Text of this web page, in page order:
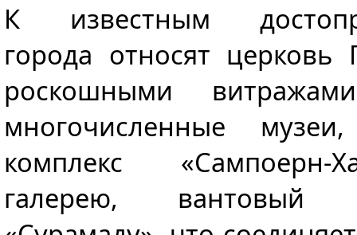
К известным
города относят церковь
роскошными
многочисленные
комплекс «Сампоерн-
галерею, вантовый